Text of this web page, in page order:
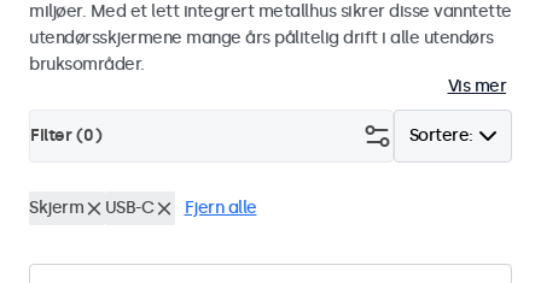
miljøer. Med et lett integrert metallhus sikrer disse vanntette
utendørsskjermene mange års pålitelig drift i alle utendørs
bruksområder.
Vis mer
Sortere:
Filter (0)
Skjerm USB-C Fjern alle